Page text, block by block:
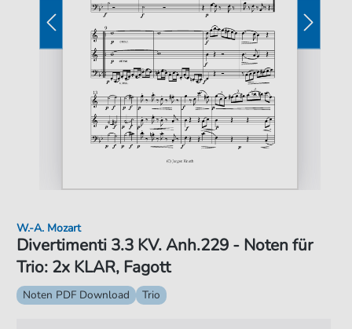
Divertimenti 3.3 KV. Anh.229 - Noten für
Trio: 2x KLAR, Fagott
W.-A. Mozart
Noten PDF Download Trio